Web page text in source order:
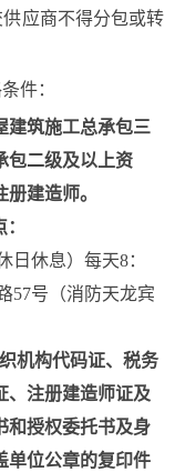
应商不得分包或转
件：
建筑施工总承包三
包二级及以上资
建造师。
日休息）每天8：
57号（消防天龙宾
机构代码证、税务
、注册建造师证及
和授权委托书及身
单位公章的复印件